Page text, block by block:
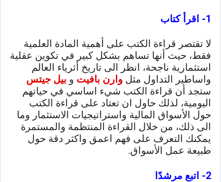
1- اقرأ كتاب
لا تقتصر قراءة الكتب على أهمية المادة العلمية
فقط، حيث أنها تساهم بشكل كبير في تكوين عقلية
استثمارية ناجحة، انظر الى تاريخ أثرياء العالم
واساطير التداول مثل وارن بافيت و بيل جيتس
ستجد أن قراءة الكتب شيء اساسي في حياتهم
اليومية، لذلك حاول ان تعتاد على قراءة الكتب
حول الأسواق المالية واستراتيجيات الاستثمار وما
الى ذلك، من خلال القراءة المنتظمة والمستمرة
يمكنك التعرف على فهم اعمق واكثر دقة حول
طبيعة عمل الأسواق.
2- اتبع مرشدًا